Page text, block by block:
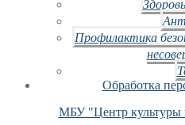
Профилактика
Обработка
МБУ "Центр культуры